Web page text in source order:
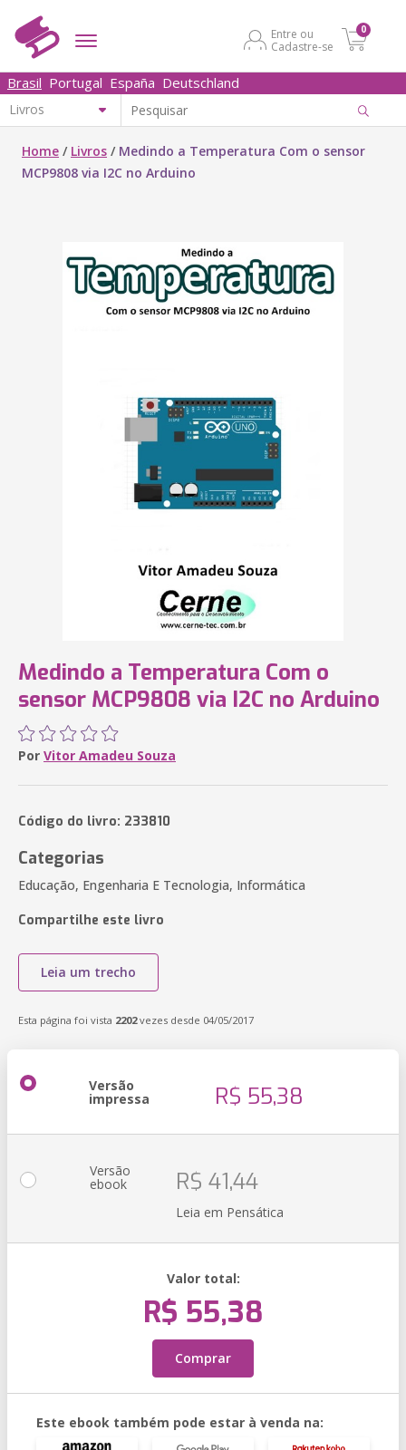
Entre ou
Cadastre-se
0
Brasil Portugal España Deutschland
Home / Livros / Medindo a Temperatura Com o sensor
MCP9808 via I2C no Arduino
Medindo a Temperatura Com o
sensor MCP9808 via I2C no Arduino
Por Vitor Amadeu Souza
Código do livro: 233810
Categorias
Educação, Engenharia E Tecnologia, Informática
Compartilhe este livro
Leia um trecho
Esta página foi vista 2202vezes desde 04/05/2017
Versão
impressa R$ 55,38
Versão
ebook R$ 41,44
Leia em Pensática
Valor total:
R$ 55,38
Comprar
Este ebook também pode estar à venda na: